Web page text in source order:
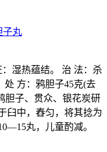
子丸
湿热蕴结。 治 法：杀
处 方：鸦胆子45克(去
胆子、贯众、银花炭研
臼中，舂匀，将其捻为
丸，儿童酌减。